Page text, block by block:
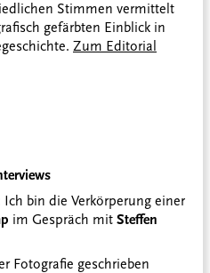
Stimmen vermittelt
gefärbten Einblick in
Zum Editorial
bin die Verkörperung einer
im Gespräch mit Steffen
Fotografie geschrieben